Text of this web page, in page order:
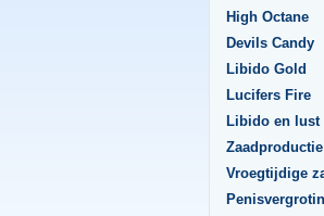
High Octane
Devils Candy
Libido Gold
Lucifers Fire
Libido en lust
Zaadproductie
Vroegtijdige